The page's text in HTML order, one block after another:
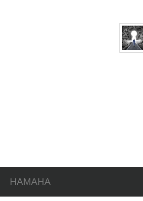
HAMAHA